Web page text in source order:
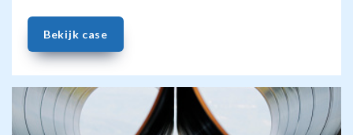
Bekijk case